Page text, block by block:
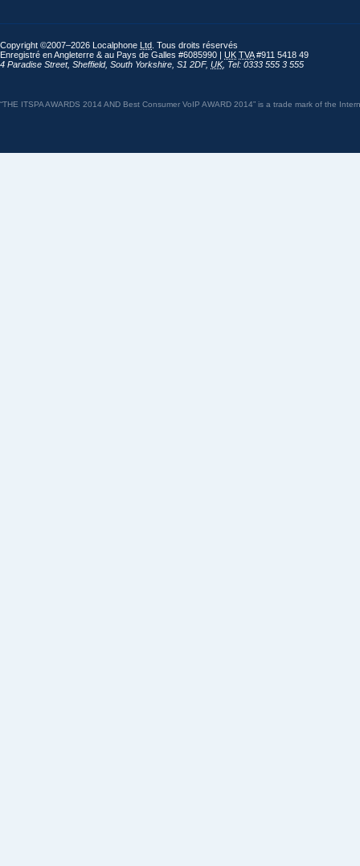
Copyright ©2007–2026 Localphone Ltd . Tous droits réservés
Enregistré en Angleterre & au Pays de Galles #6085990 | UK TVA#911 5418 49
4 Paradise Street, Sheffield, South Yorkshire S1 2DF, UK, Tel: 0333 555 3 555
“THE ITSPA AWARDS 2014 AND Best Consumer VoIP AWARD 2014” is a trade mark of the